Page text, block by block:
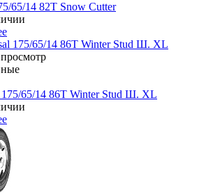
65/14 82T Snow Cutter
175/65/14 86T Winter Stud Ш. XL